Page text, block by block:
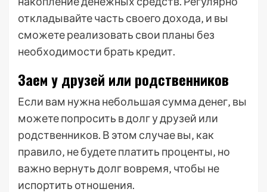
откладывайте часть своего дохода‚ и вы
сможете реализовать свои планы без
необходимости брать кредит.
Заем у друзей или родственников
Если вам нужна небольшая сумма денег‚ вы
можете попросить в долг у друзей или
родственников. В этом случае вы‚ как
правило‚ не будете платить проценты‚ но
важно вернуть долг вовремя‚ чтобы не
испортить отношения.